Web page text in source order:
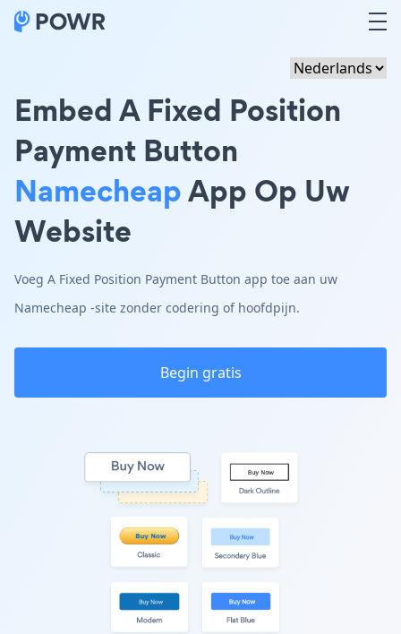
Embed A Fixed Position
Payment Button
NamecheapApp Op Uw
Website
Voeg A Fixed Position Payment Button app toe aan uw
Namecheap -site zonder codering of hoofdpijn.
Begin gratis